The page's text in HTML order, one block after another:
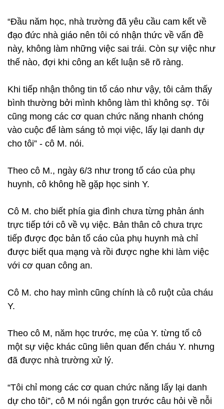
“Đầu năm học, nhà trường đã yêu cầu cam kết về
đạo đức nhà giáo nên tôi có nhận thức về vấn đề
này, không làm những việc sai trái. Còn sự việc như
thế nào, đợi khi công an kết luận sẽ rõ ràng.
Khi tiếp nhận thông tin tố cáo như vậy, tôi cảm thấy
bình thường bởi mình không làm thì không sợ. Tôi
cũng mong các cơ quan chức năng nhanh chóng
vào cuộc để làm sáng tỏ mọi việc, lấy lại danh dự
cho tôi” - cô M. nói.
Theo cô M., ngày 6/3 như trong tố cáo của phụ
huynh, cô không hề gặp học sinh Y.
Cô M. cho biết phía gia đình chưa từng phản ánh
trực tiếp tới cô về vụ việc. Bản thân cô chưa trực
tiếp được đọc bản tố cáo của phụ huynh mà chỉ
được biết qua mạng và rồi được nghe khi làm việc
với cơ quan công an.
Cô M. cho hay mình cũng chính là cô ruột của cháu
Y.
Theo cô M, năm học trước, mẹ của Y. từng tố cô
một sự việc khác cũng liên quan đến cháu Y. nhưng
đã được nhà trường xử lý.
“Tôi chỉ mong các cơ quan chức năng lấy lại danh
dự cho tôi”, cô M nói ngắn gọn trước câu hỏi về nỗi